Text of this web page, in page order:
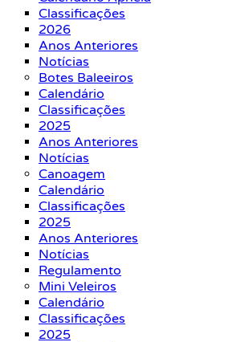
Classificações
2026
Anos Anteriores
Notícias
Botes Baleeiros
Calendário
Classificações
2025
Anos Anteriores
Notícias
Canoagem
Calendário
Classificações
2025
Anos Anteriores
Notícias
Regulamento
Mini Veleiros
Calendário
Classificações
2025